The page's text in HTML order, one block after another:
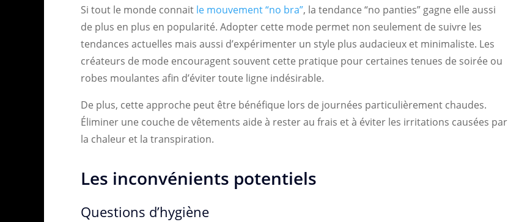
Si tout le monde connait le mouvement “no bra”, la tendance “no panties” gagne elle aussi
de plus en plus en popularité. Adopter cette mode permet non seulement de suivre les
tendances actuelles mais aussi d’expérimenter un style plus audacieux et minimaliste. Les
créateurs de mode encouragent souvent cette pratique pour certaines tenues de soirée ou
robes moulantes afin d’éviter toute ligne indésirable.
De plus, cette approche peut être bénéfique lors de journées particulièrement chaudes.
Éliminer une couche de vêtements aide à rester au frais et à éviter les irritations causées par
la chaleur et la transpiration.
Les inconvénients potentiels
Questions d’hygiène